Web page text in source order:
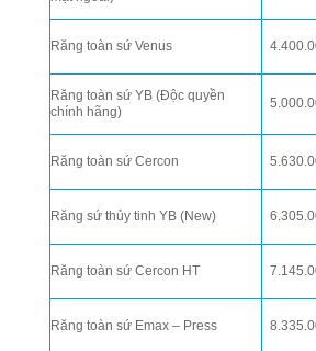
Răng toàn sứ Venus
Răng toàn sứ YB (Độc quyền
chính hãng)
Răng toàn sứ Cercon
Răng sứ thủy tinh YB (New)
Răng toàn sứ Cercon HT
Răng toàn sứ Emax – Press